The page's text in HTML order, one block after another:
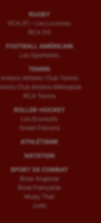
RUGBY
RCA (F) – Les Licornes
RCA (H)
FOOTBALL AMÉRICAIN
Les Spartiates
TENNIS
Amiens Athletic Club Tennis
Tennis Club Amiens Métropole
RCA Tennis
ROLLER-HOCKEY
Les Ecureuils
Green Falcons
ATHLÉTISME
NATATION
SPORT DE COMBAT
Boxe Anglaise
Boxe Française
Muay Thaï
Judo